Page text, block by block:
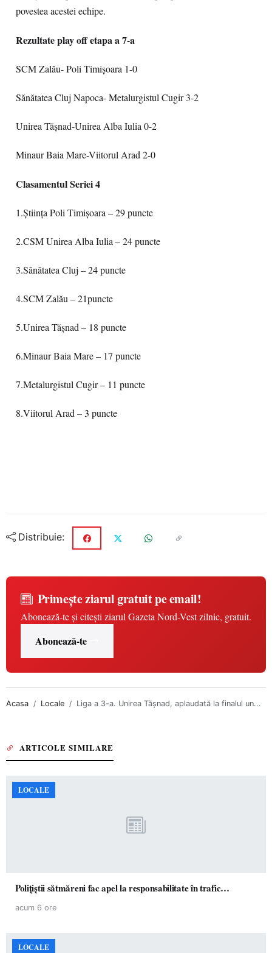
povestea acestei echipe.
Rezultate play off etapa a 7-a
SCM Zalău- Poli Timișoara 1-0
Sănătatea Cluj Napoca- Metalurgistul Cugir 3-2
Unirea Tășnad-Unirea Alba Iulia 0-2
Minaur Baia Mare-Viitorul Arad 2-0
Clasamentul Seriei 4
1.Știința Poli Timișoara – 29 puncte
2.CSM Unirea Alba Iulia – 24 puncte
3.Sănătatea Cluj – 24 puncte
4.SCM Zalău – 21puncte
5.Unirea Tășnad – 18 puncte
6.Minaur Baia Mare – 17 puncte
7.Metalurgistul Cugir – 11 puncte
8.Viitorul Arad – 3 puncte
Distribuie:
Primește ziarul gratuit pe email!
Abonează-te și citești ziarul Gazeta Nord-Vest zilnic, gratuit.
Abonează-te
Acasa Locale Liga a 3-a. Unirea Tășnad, aplaudată la finalul un...
ARTICOLE SIMILARE
LOCALE
Polițiștii sătmăreni fac apel la responsabilitate în trafic…
acum 6 ore
LOCALE